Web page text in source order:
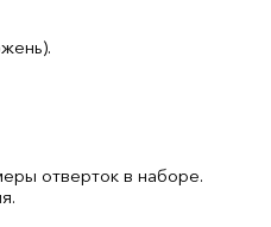
отверток в наборе.